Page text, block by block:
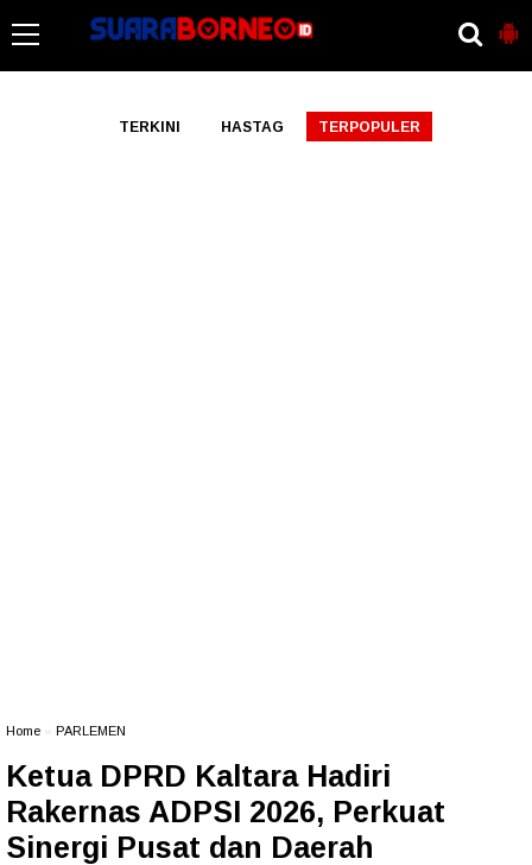
TERKINI HASTAG TERPOPULER
Home PARLEMEN
Ketua DPRD Kaltara Hadiri
Rakernas ADPSI 2026, Perkuat
Sinergi Pusat dan Daerah